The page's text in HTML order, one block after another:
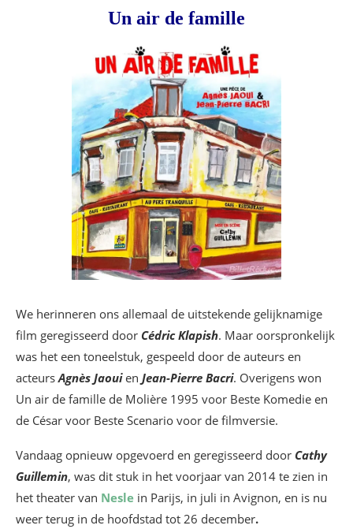
Un air de famille
We herinneren ons allemaal de uitstekende gelijknamige
film geregisseerd door Cédric Klapish. Maar oorspronkelijk
was het een toneelstuk, gespeeld door de auteurs en
acteursAgnès Jaouien Jean-Pierre Bacri. Overigens won
Un air de famille de Molière 1995 voor Beste Komedie en
de César voor Beste Scenario voor de filmversie.
Vandaag opnieuw opgevoerd en geregisseerd door Cathy
Guillemin, was dit stuk in het voorjaar van 2014 te zien in
het theater van Nesle in Parijs, in juli in Avignon, en is nu
weer terug in de hoofdstad tot 26 december.